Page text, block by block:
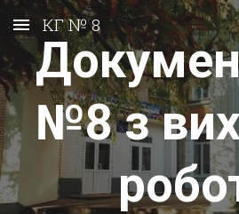
Skip to main content
КГ № 8
№8 з